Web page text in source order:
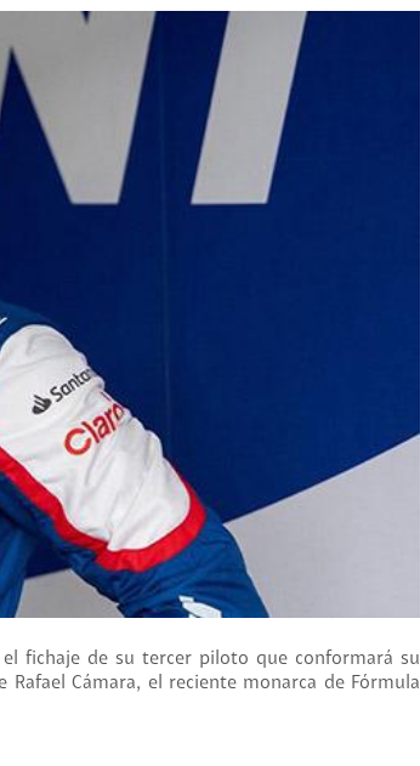
fichaje de su tercer piloto que conformará su
Cámara, el reciente monarca de Fórmula